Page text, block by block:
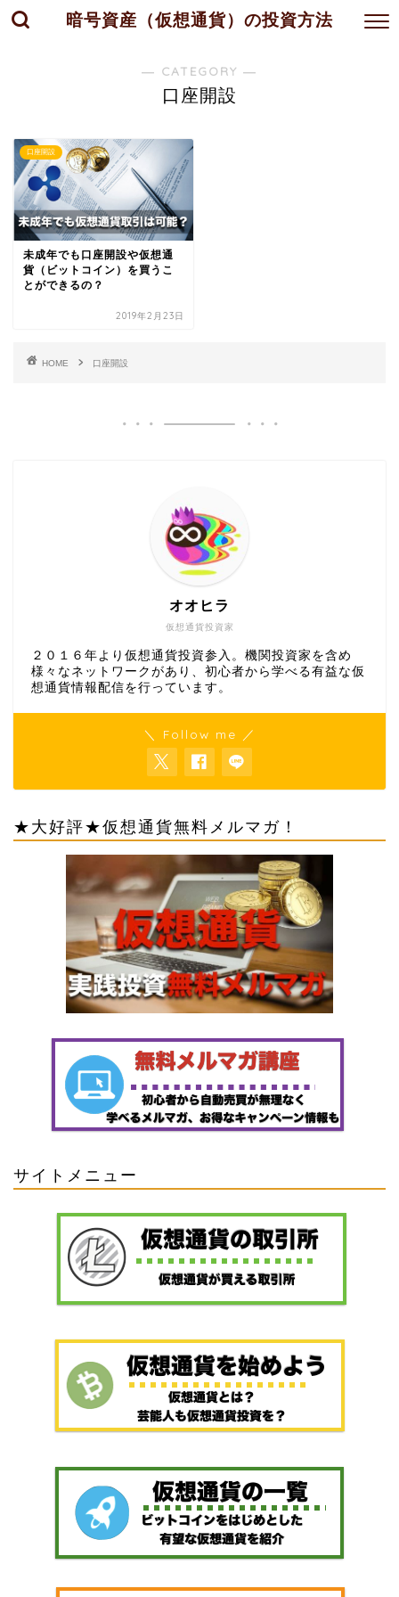
暗号資産（仮想通貨）の投資方法
― CATEGORY ―
口座開設
口座開設
未成年でも口座開設や仮想通
貨（ビットコイン）を買うこ
とができるの？
2019年2月23日
HOME 口座開設
仮想通貨投資家
オオヒラ
２０１６年より仮想通貨投資参入。機関投資家を含め
様々なネットワークがあり、初心者から学べる有益な仮
想通貨情報配信を行っています。
＼ Follow me ／
★大好評★仮想通貨無料メルマガ！
サイトメニュー